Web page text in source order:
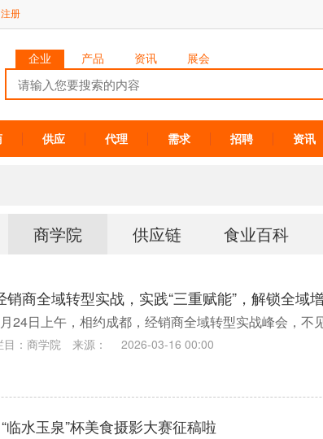
注册
企业 产品 资讯 展会
供应 代理 需求 招聘 资讯
商学院 供应链 食业百科
销商全域转型实战，实践“三重赋能”，解锁全域
24日上午，相约成都，经销商全域转型实战峰会，不
： 商学院 来源： 2026-03-16 00:00
水玉泉”杯美食摄影大赛征稿啦